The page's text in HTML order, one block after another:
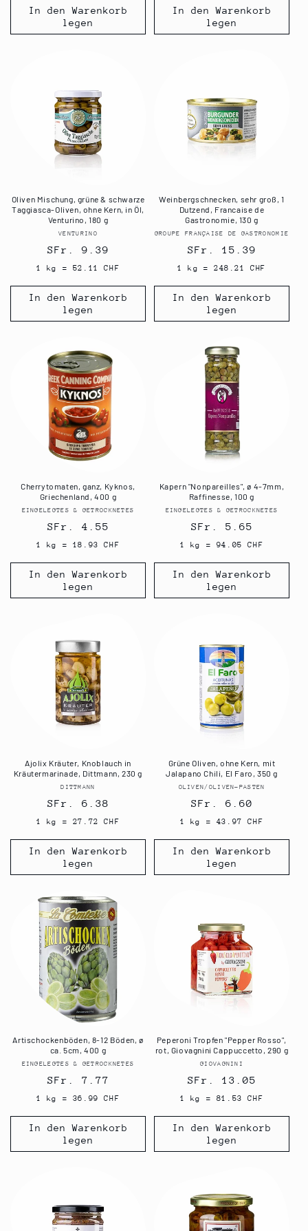
In den Warenkorb
legen
In den Warenkorb
legen
Oliven Mischung, grüne & schwarze
Taggiasca-Oliven, ohne Kern, in Öl,
Venturino, 180 g
Anbieter:
VENTURINO
Normaler
Preis
SFr. 9.39
1 kg = 52.11 CHF
In den Warenkorb
legen
Weinbergschnecken, sehr groß, 1
Dutzend, Francaise de
Gastronomie, 130 g
Anbieter:
GROUPE FRANÇAISE DE GASTRONOMIE
Normaler
Preis
SFr. 15.39
1 kg = 248.21 CHF
In den Warenkorb
legen
Cherrytomaten, ganz, Kyknos,
Griechenland, 400 g
Anbieter:
EINGELEGTES & GETROCKNETES
Normaler
Preis
SFr. 4.55
1 kg = 18.93 CHF
In den Warenkorb
legen
Kapern "Nonpareilles", ø 4-7mm,
Raffinesse, 100 g
Anbieter:
EINGELEGTES & GETROCKNETES
Normaler
Preis
SFr. 5.65
1 kg = 94.05 CHF
In den Warenkorb
legen
Ajolix Kräuter, Knoblauch in
Kräutermarinade, Dittmann, 230 g
Anbieter:
DITTMANN
Normaler
Preis
SFr. 6.38
1 kg = 27.72 CHF
In den Warenkorb
legen
Grüne Oliven, ohne Kern, mit
Jalapano Chili, El Faro, 350 g
Anbieter:
OLIVEN/OLIVEN-PASTEN
Normaler
Preis
SFr. 6.60
1 kg = 43.97 CHF
In den Warenkorb
legen
Artischockenböden, 8-12 Böden, ø
ca. 5cm, 400 g
Anbieter:
EINGELEGTES & GETROCKNETES
Normaler
Preis
SFr. 7.77
1 kg = 36.99 CHF
In den Warenkorb
legen
Peperoni Tropfen "Pepper Rosso",
rot, Giovagnini Cappuccetto, 290 g
Anbieter:
GIOVAGNINI
Normaler
Preis
SFr. 13.05
1 kg = 81.53 CHF
In den Warenkorb
legen